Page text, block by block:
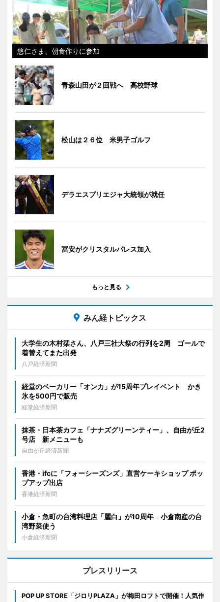
悠仁さま、朝食作りに参加
青森山田が２回戦へ 高校野球
松山は２６位 米男子ゴルフ
デラエスプリエジャ大統領が就任
冨安がクリスタルパレス加入
もっと見る
みん経トピックス
大学生の木村栞さん、八戸三社大祭の行列を2周 ゴールで
着替えてまた出発
八戸経済新聞
経堂のベーカリー「オンカ」が15周年プレイベント かき
氷を500円で販売
経堂経済新聞
抹茶・日本茶カフェ「ナナズグリーンティー」、自由が丘2
号店 新メニューも
自由が丘経済新聞
香港・ifcに「フォーシーズンズ」直営ケーキショップ ポッ
プアップ出店
香港経済新聞
小倉・魚町の台湾料理店「麗白」が10周年 小倉南産の台
湾野菜使う
小倉経済新聞
プレスリリース
POP UP STORE「ジロリPLAZA」が梅田ロフトで開催！人気作